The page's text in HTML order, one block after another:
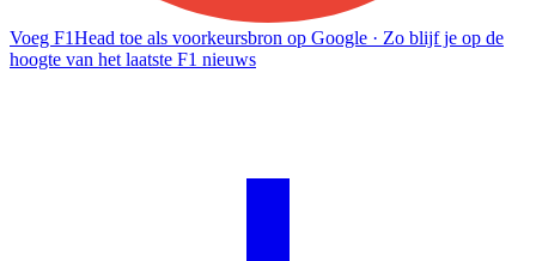
Voeg F1Head toe als voorkeursbron op Google · Zo blijf je op de
hoogte van het laatste F1 nieuws